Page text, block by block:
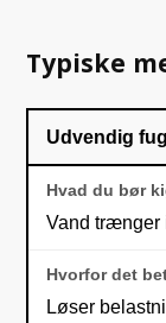
Typiske
Udvendig
Vand trænger
Løser